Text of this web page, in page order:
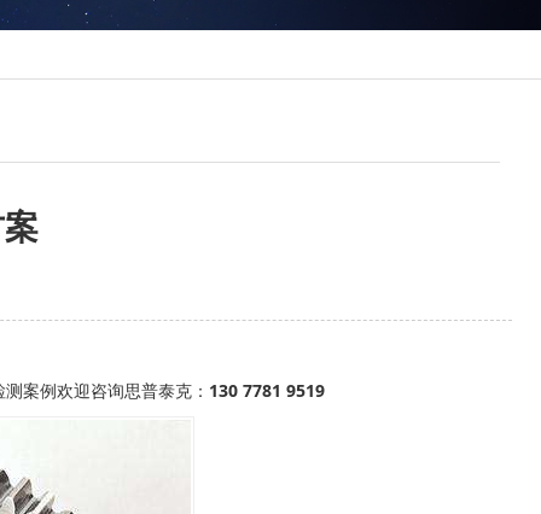
案例欢迎咨询思普泰克： 130 7781 9519